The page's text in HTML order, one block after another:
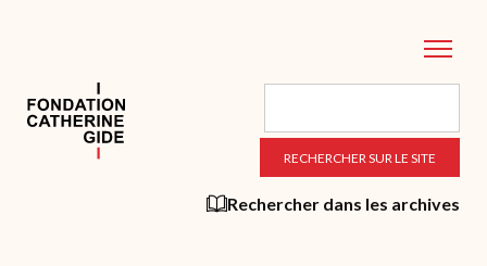
principal
Rechercher dans les archives